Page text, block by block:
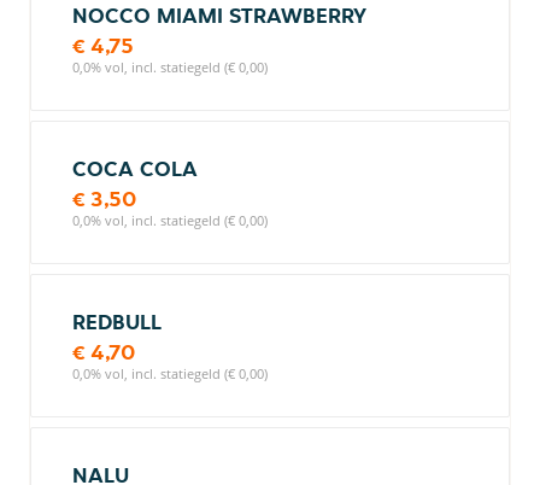
NOCCO MIAMI STRAWBERRY
€ 4,75
0,0% vol, incl. statiegeld (€ 0,00)
COCA COLA
€ 3,50
0,0% vol, incl. statiegeld (€ 0,00)
REDBULL
€ 4,70
0,0% vol, incl. statiegeld (€ 0,00)
NALU